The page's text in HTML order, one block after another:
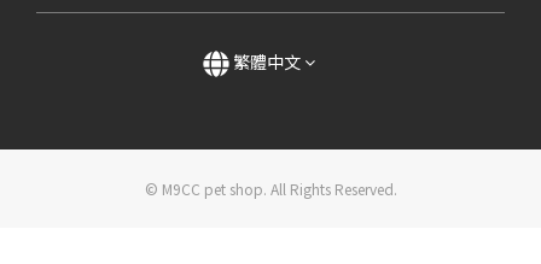
繁體中文
© M9CC pet shop. All Rights Reserved.